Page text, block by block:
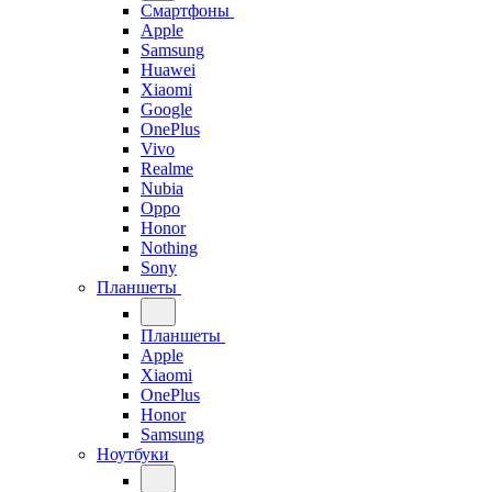
Смартфоны
Apple
Samsung
Huawei
Xiaomi
Google
OnePlus
Vivo
Realme
Nubia
Oppo
Honor
Nothing
Sony
Планшеты
Планшеты
Apple
Xiaomi
OnePlus
Honor
Samsung
Ноутбуки